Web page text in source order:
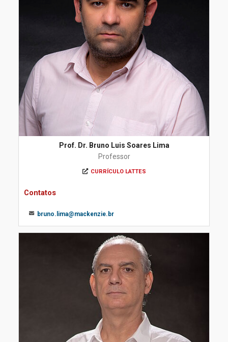
Prof. Dr. Bruno Luis Soares Lima
Professor
CURRÍCULO LATTES
Contatos
bruno.lima@mackenzie.br